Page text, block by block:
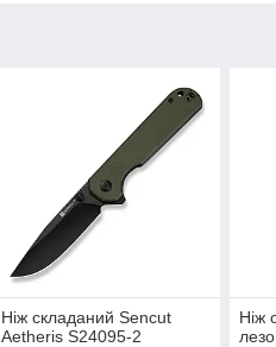
Ніж складаний Sencut
Aetheris S24095-2
Ніж